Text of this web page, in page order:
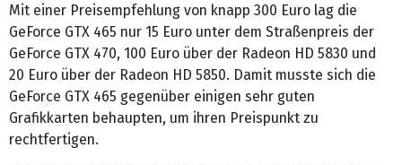
Mit einer Preisempfehlung von knapp 300 Euro lag die
GeForce GTX 465 nur 15 Euro unter dem Straßenpreis der
GeForce GTX 470, 100 Euro über der Radeon HD 5830 und
20 Euro über der Radeon HD 5850. Damit musste sich die
GeForce GTX 465 gegenüber einigen sehr guten
Grafikkarten behaupten, um ihren Preispunkt zu
rechtfertigen.